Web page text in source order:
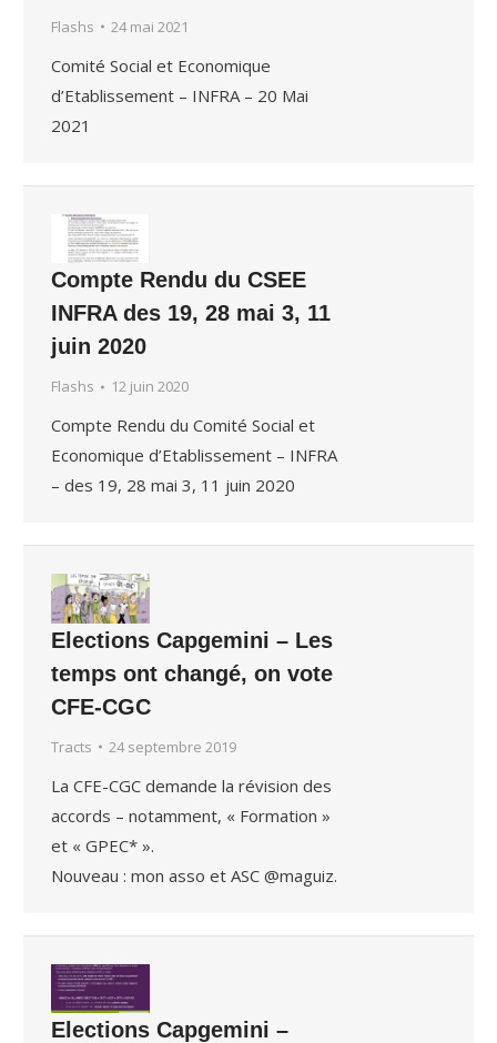
Flashs 24 mai 2021
Comité Social et Economique
d’Etablissement – INFRA – 20 Mai
2021
Compte Rendu du CSEE
INFRA des 19, 28 mai 3, 11
juin 2020
Flashs 12 juin 2020
Compte Rendu du Comité Social et
Economique d’Etablissement – INFRA
– des 19, 28 mai 3, 11 juin 2020
Elections Capgemini – Les
temps ont changé, on vote
CFE-CGC
Tracts 24 septembre 2019
La CFE-CGC demande la révision des
accords – notamment, « Formation »
et « GPEC* ».
Nouveau : mon asso et ASC @maguiz.
Elections Capgemini –